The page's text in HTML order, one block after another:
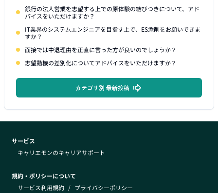
銀行の法人営業を志望する上での原体験の結びつきについて、アド
バイスをいただけますか？
IT業界のシステムエンジニアを目指す上で、ES添削をお願いできま
すか？
面接では中退理由を正直に言った方が良いのでしょうか？
志望動機の差別化についてアドバイスをいただけますか？
カテゴリ別 最新投稿
サービス
キャリエモンのキャリアサポート
規約・ポリシーについて
サービス利用規約 / プライバシーポリシー